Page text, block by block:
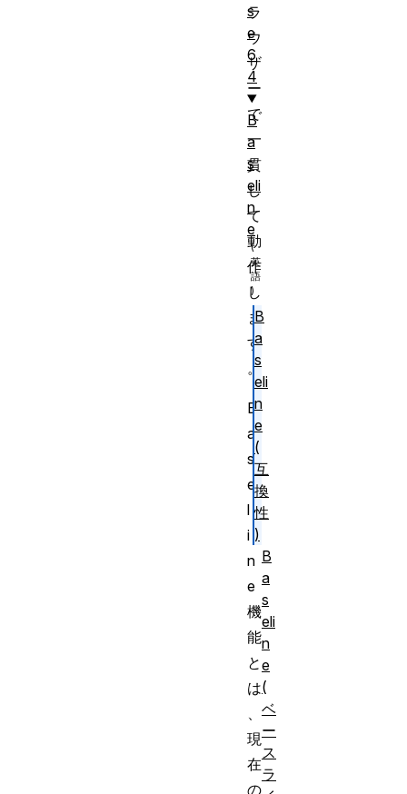
ラ
ウ
ザ
ー
で
一
貫
し
て
動
作
し
ま
す
。
B
a
s
e
l
i
n
e
機
能
と
は
現
在
の
s
e
6
4
B
a
s
eli
n
e
B
a
s
eli
n
e
(
互
換
性
)
B
a
s
eli
n
e
(
ベ
ー
ス
ラ